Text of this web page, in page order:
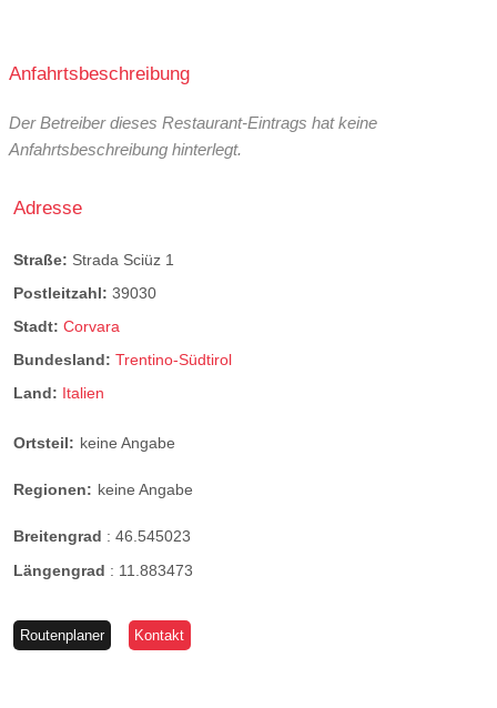
Anfahrtsbeschreibung
Der Betreiber dieses Restaurant-Eintrags hat keine
Anfahrtsbeschreibung hinterlegt.
Adresse
Straße: Strada Sciüz 1
Postleitzahl: 39030
Stadt: Corvara
Bundesland: Trentino-Südtirol
Land: Italien
Ortsteil: keine Angabe
Regionen: keine Angabe
Breitengrad : 46.545023
Längengrad : 11.883473
Routenplaner Kontakt